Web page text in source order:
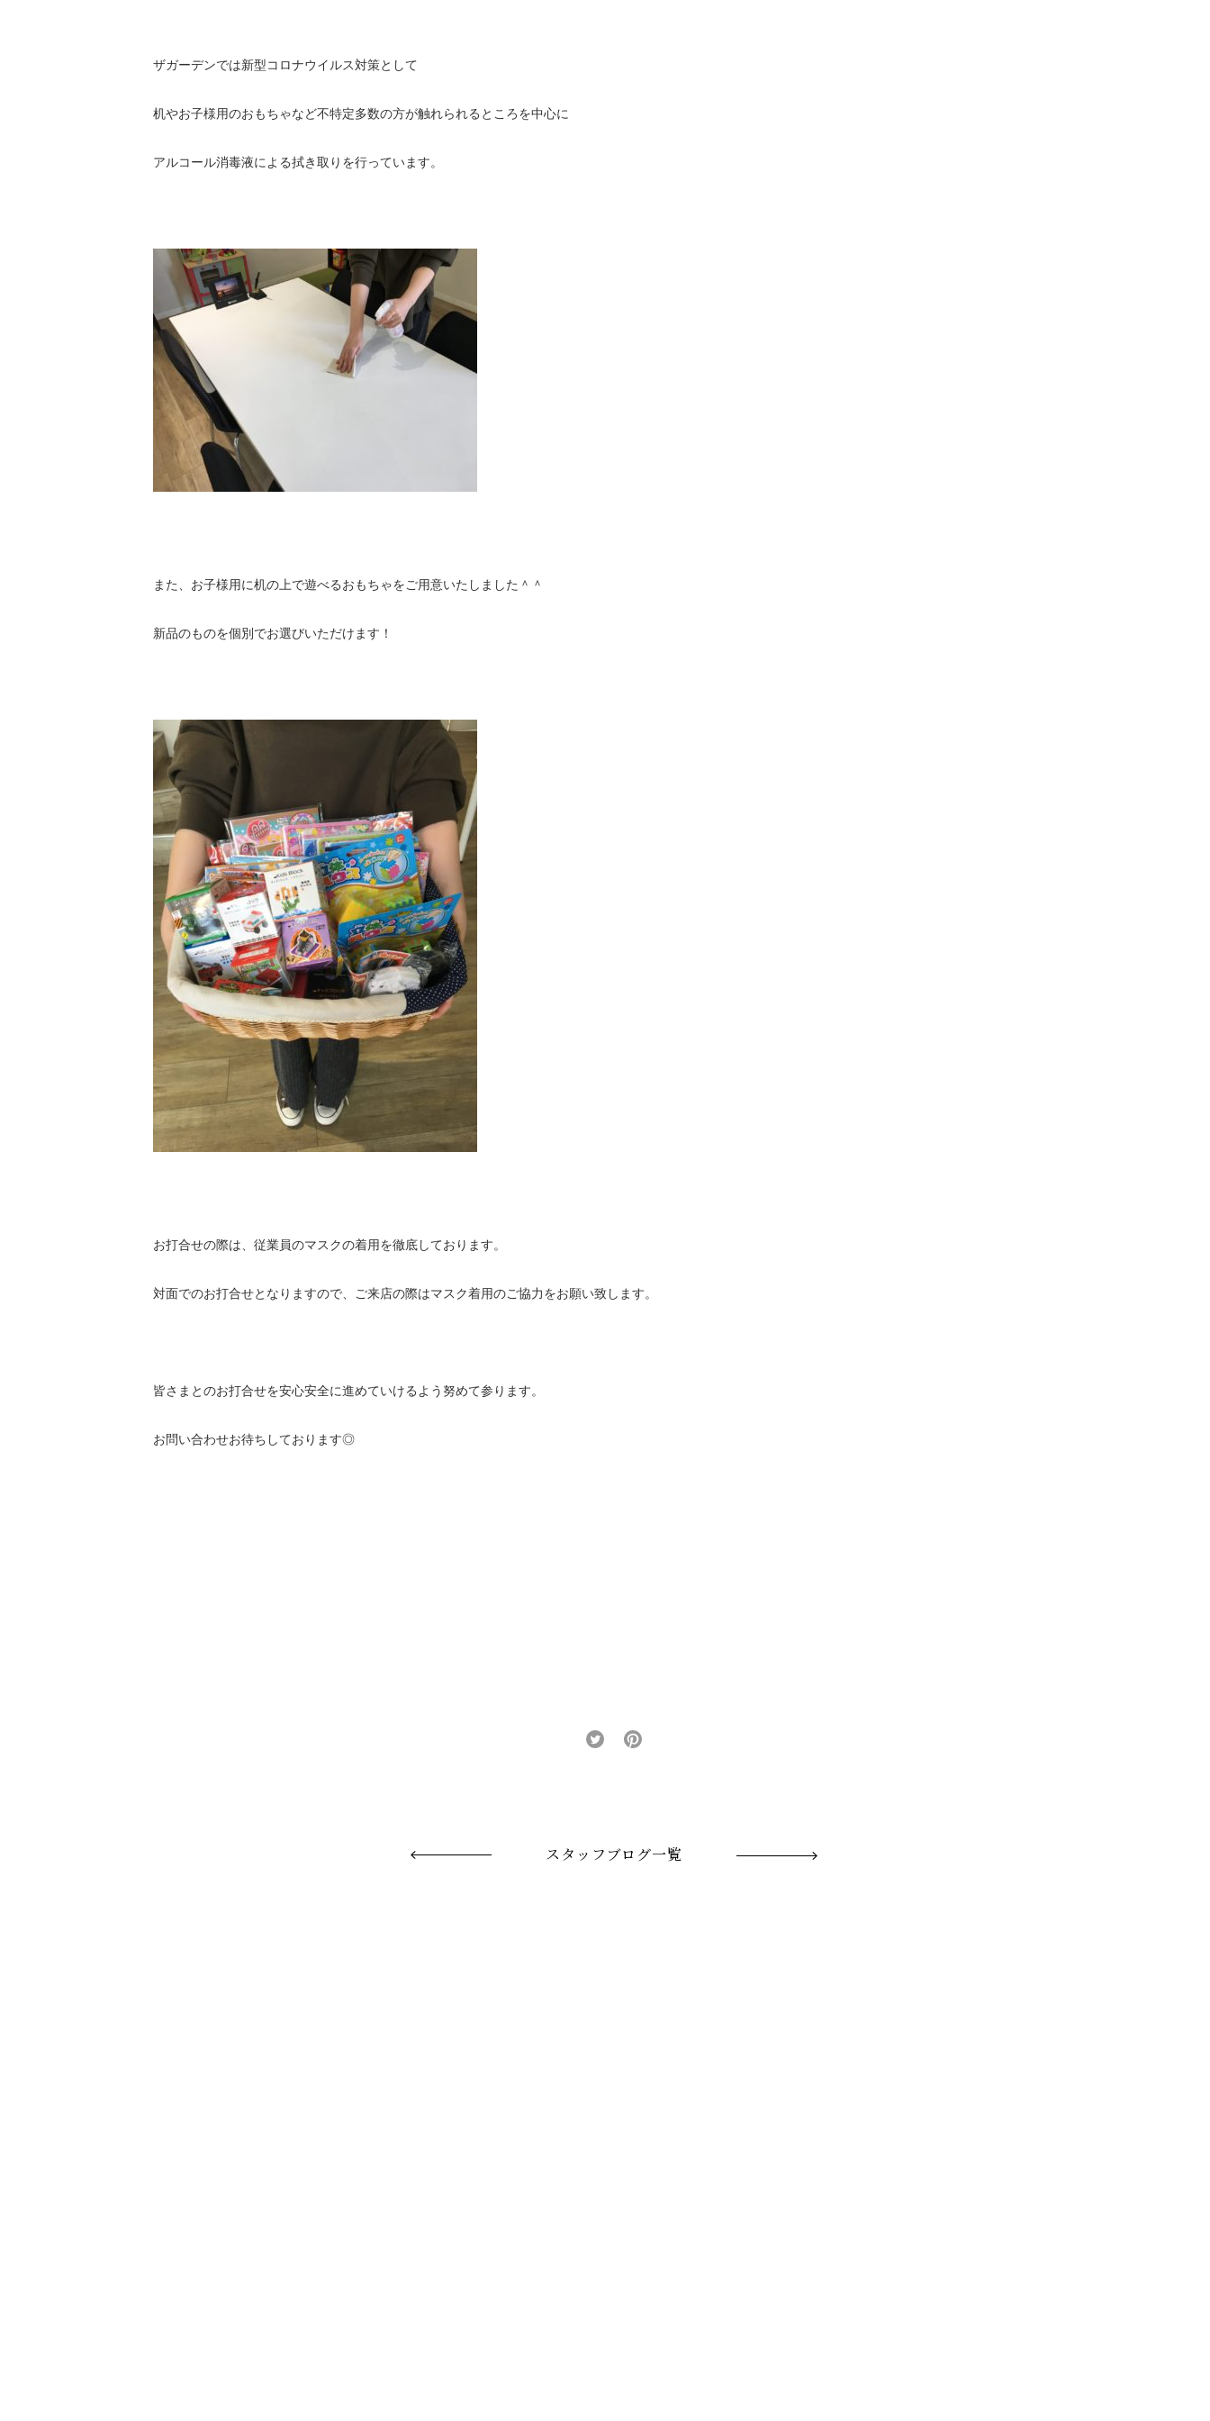
ザガーデンでは新型コロナウイルス対策として
机やお子様用のおもちゃなど不特定多数の方が触れられるところを中心に
アルコール消毒液による拭き取りを行っています。
また、お子様用に机の上で遊べるおもちゃをご用意いたしました＾＾
新品のものを個別でお選びいただけます！
お打合せの際は、従業員のマスクの着用を徹底しております。
対面でのお打合せとなりますので、ご来店の際はマスク着用のご協力をお願い致します。
皆さまとのお打合せを安心安全に進めていけるよう努めて参ります。
お問い合わせお待ちしております◎
スタッフブログ一覧